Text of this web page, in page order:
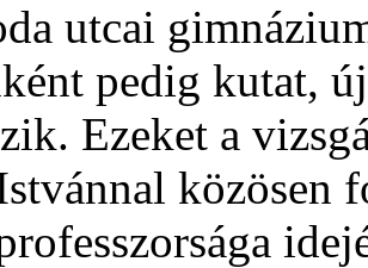
utcai
pedig kutat,
Ezeket a
közösen